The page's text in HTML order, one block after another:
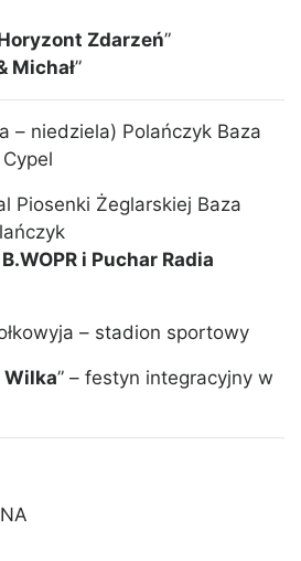
Zdarzeń”
Michał”
– niedziela) Polańczyk Baza
Piosenki Żeglarskiej Baza
i Puchar Radia
– stadion sportowy
Wilka” – festyn integracyjny w